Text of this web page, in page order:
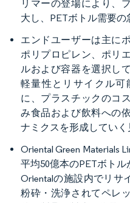
リマーの登場により、
大し、PETボトル需要の
エンドユーザーは主に
ポリプロピレン、ポリ
ルおよび容器を選択し
軽量性とリサイクル可
に、プラスチックのコ
み食品および飲料への
ナミクスを形成していく
Oriental Green Materials
平均50億本のPETボト
Orientalの施設内でリサ
粉砕・洗浄されてペレ